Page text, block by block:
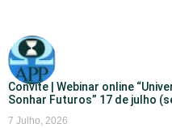
Convite | Webinar online
Sonhar Futuros” 17 de julho
7 Julho, 2026